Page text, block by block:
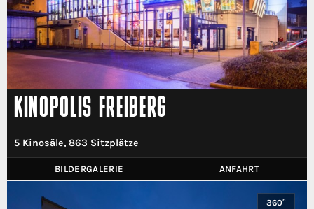
KINOPOLIS FREIBERG
5 Kinosäle, 863 Sitzplätze
BILDERGALERIE ANFAHRT
360°